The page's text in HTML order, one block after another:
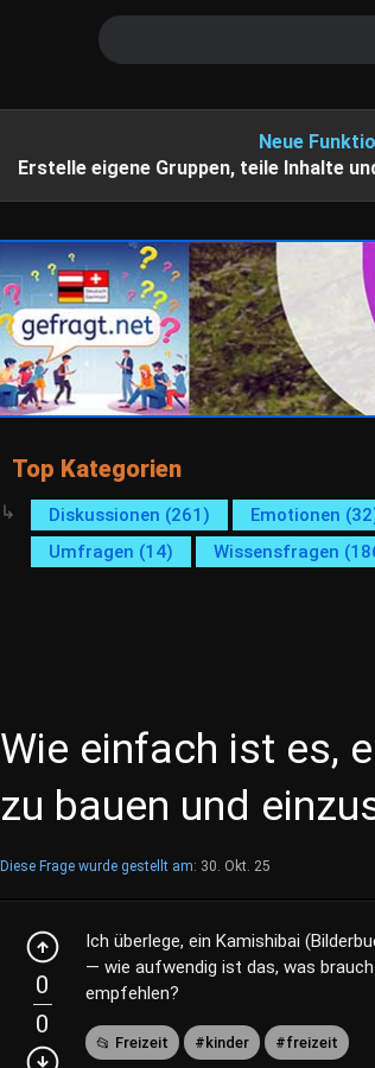
Neue
Erstelle eigene Gruppen, teile Inhalte
Top Kategorien
Diskussionen (261) Emotionen
Umfragen (14)
Wissensfragen
Wie einfach ist es,
zu bauen und
Diese Frage wurde gestellt am: 30. Okt. 25
0
0
Ich überlege, ein Kamishibai
— wie aufwendig ist das, was
empfehlen?
Freizeit kinder freizeit